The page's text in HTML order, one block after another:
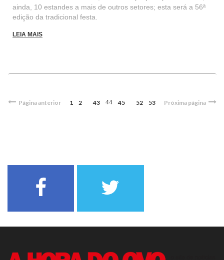
ainda, 10 estandes a mais de outros setores; esta será a 56ª
edição da tradicional festa.
LEIA MAIS
Página anterior 1 2 43 44 45 52 53 Próxima página